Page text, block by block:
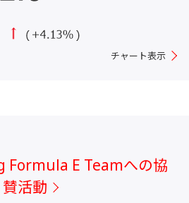
チャート表示
Formula E Teamへの協
賛活動